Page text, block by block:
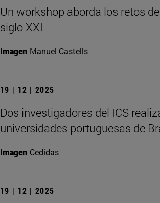
Un workshop aborda los retos
siglo XXI
Imagen Manuel Castells
19 | 12 | 2025
Dos investigadores del ICS
universidades portuguesas de
Imagen Cedidas
19 | 12 | 2025